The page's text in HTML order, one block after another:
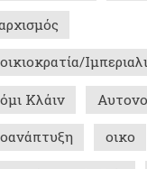
AI Ethics
Ιωάννου
Εξάρχεια
Κοινωνιολογία